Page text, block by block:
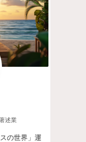
述業
の世界」運